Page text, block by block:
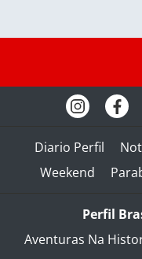
Diario Perfil
Weekend
Perfil
Aventuras Na